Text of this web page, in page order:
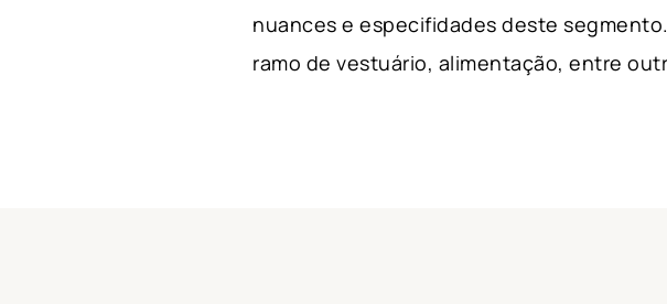
nuances e especifidades deste
ramo de vestuário, alimentação, entre